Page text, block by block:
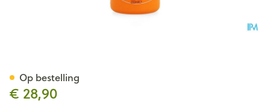
€ 28,90
Op bestelling